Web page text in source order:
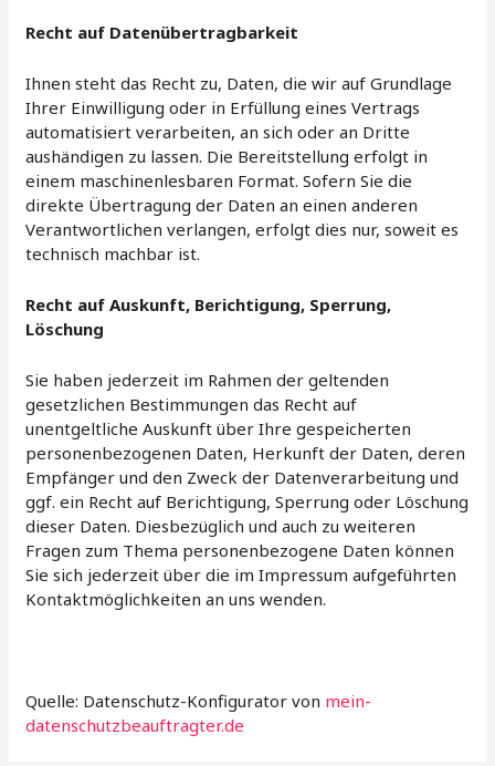
Recht auf Datenübertragbarkeit
Ihnen steht das Recht zu, Daten, die wir auf Grundlage
Ihrer Einwilligung oder in Erfüllung eines Vertrags
automatisiert verarbeiten, an sich oder an Dritte
aushändigen zu lassen. Die Bereitstellung erfolgt in
einem maschinenlesbaren Format. Sofern Sie die
direkte Übertragung der Daten an einen anderen
Verantwortlichen verlangen, erfolgt dies nur, soweit es
technisch machbar ist.
Recht auf Auskunft, Berichtigung, Sperrung,
Löschung
Sie haben jederzeit im Rahmen der geltenden
gesetzlichen Bestimmungen das Recht auf
unentgeltliche Auskunft über Ihre gespeicherten
personenbezogenen Daten, Herkunft der Daten, deren
Empfänger und den Zweck der Datenverarbeitung und
ggf. ein Recht auf Berichtigung, Sperrung oder Löschung
dieser Daten. Diesbezüglich und auch zu weiteren
Fragen zum Thema personenbezogene Daten können
Sie sich jederzeit über die im Impressum aufgeführten
Kontaktmöglichkeiten an uns wenden.
Quelle: Datenschutz-Konfigurator von mein-
datenschutzbeauftragter.de